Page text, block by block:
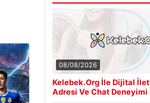
08/08/2026
Kelebek.Org İle Dijital
Adresi Ve Chat Deneyimi